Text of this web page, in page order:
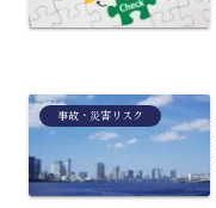
事故・災害リスク